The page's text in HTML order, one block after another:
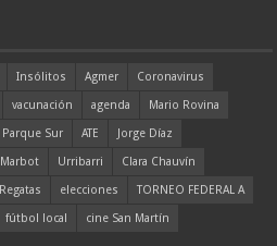
Insólitos Agmer
Coronavirus
vacunación agenda
Mario Rovina
Parque Sur ATE
Jorge Díaz
Marbot Urribarri
Clara Chauvín
Regatas elecciones
TORNEO FEDERAL A
fútbol local cine San Martín